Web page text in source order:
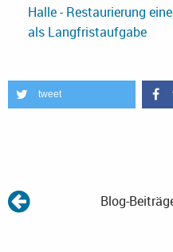
Halle - Restaurierung
als Langfristaufgabe
tweet
Blog-